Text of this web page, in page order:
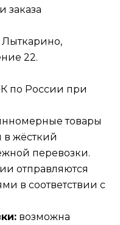
заказа
22.
по России при
товары
в жёсткий
перевозки.
отправляются
в соответствии с
возможна